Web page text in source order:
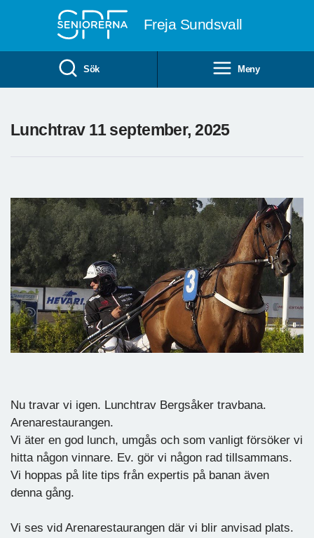
Freja Sundsvall
Sök Meny
Lunchtrav 11 september, 2025
Nu travar vi igen. Lunchtrav Bergsåker travbana.
Arenarestaurangen.
Vi äter en god lunch, umgås och som vanligt försöker vi
hitta någon vinnare. Ev. gör vi någon rad tillsammans.
Vi hoppas på lite tips från expertis på banan även
denna gång.
Vi ses vid Arenarestaurangen där vi blir anvisad plats.